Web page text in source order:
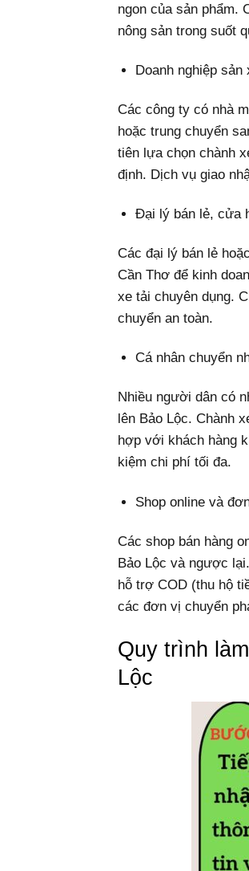
ngon của sản phẩm.
nông sản trong suốt
Doanh nghiệp sản
Các công ty có nhà
hoặc trung chuyển
tiên lựa chọn chành
định. Dịch vụ giao
Đại lý bán lẻ, cửa
Các đại lý bán lẻ
Cần Thơ để kinh
xe tải chuyên dụng.
chuyển an toàn.
Cá nhân chuyển
Nhiều người dân có
lên Bảo Lộc. Chành
hợp với khách hàng
kiệm chi phí tối đa.
Shop online và
Các shop bán hàng
Bảo Lộc và ngược
hỗ trợ COD (thu hộ
các đơn vị chuyển
Quy trình
Lộc